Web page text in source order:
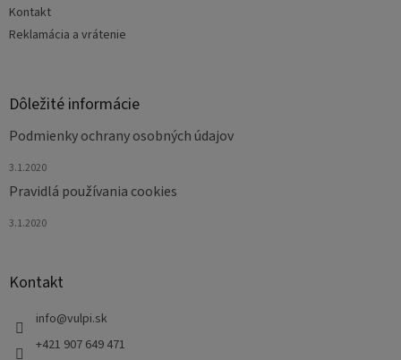
Kontakt
Reklamácia a vrátenie
Dôležité informácie
Podmienky ochrany osobných údajov
3.1.2020
Pravidlá používania cookies
3.1.2020
Kontakt
info@vulpi.sk
+421 907 649 471